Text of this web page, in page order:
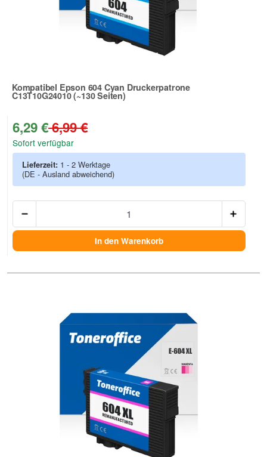
Kompatibel Epson 604 Cyan Druckerpatrone
C13T10G24010 (~130 Seiten)
Zur Artikelbewertung
6,29 €6,99 €
Sofort verfügbar
Lieferzeit: 1 - 2 Werktage
(DE - Ausland abweichend)
In den Warenkorb